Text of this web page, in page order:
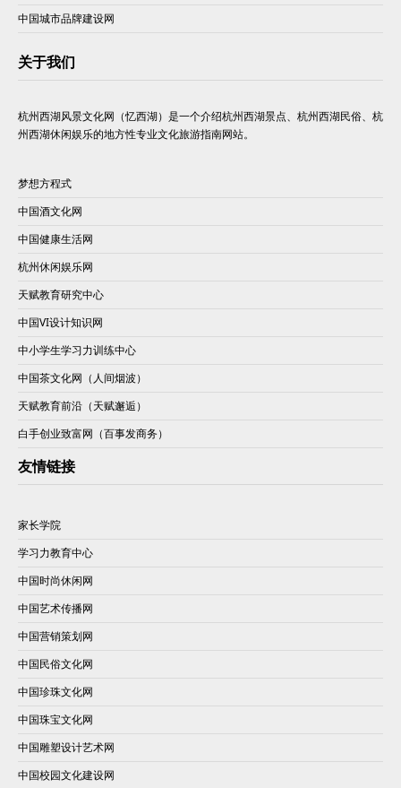
中国城市品牌建设网
关于我们
杭州西湖风景文化网（忆西湖）是一个介绍杭州西湖景点、杭州西湖民俗、杭
州西湖休闲娱乐的地方性专业文化旅游指南网站。
梦想方程式
中国酒文化网
中国健康生活网
杭州休闲娱乐网
天赋教育研究中心
中国VI设计知识网
中小学生学习力训练中心
中国茶文化网（人间烟波）
天赋教育前沿（天赋邂逅）
白手创业致富网（百事发商务）
友情链接
家长学院
学习力教育中心
中国时尚休闲网
中国艺术传播网
中国营销策划网
中国民俗文化网
中国珍珠文化网
中国珠宝文化网
中国雕塑设计艺术网
中国校园文化建设网